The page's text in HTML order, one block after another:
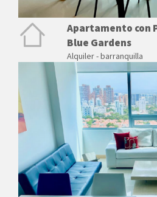
Apartamento con
Blue Gardens
Alquiler - barranquilla